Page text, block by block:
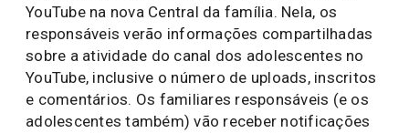
YouTube na nova Central da família. Nela, os
responsáveis verão informações compartilhadas
sobre a atividade do canal dos adolescentes no
YouTube, inclusive o número de uploads, inscritos
e comentários. Os familiares responsáveis (e os
adolescentes também) vão receber notificações